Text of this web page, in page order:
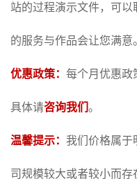
站的过程演示文件，可以
的服务与作品会让您满意
优惠政策： 每个月优惠政
具体请咨询我们 。
温馨提示： 我们价格属于
司规模较大或者较小而